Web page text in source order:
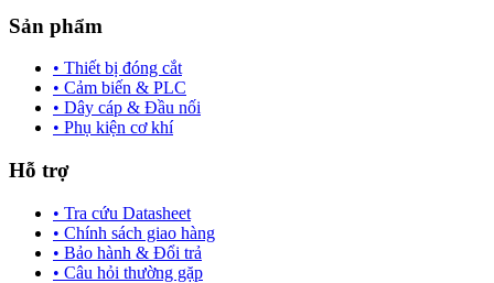
Sản phẩm
• Thiết bị đóng cắt
• Cảm biến & PLC
• Dây cáp & Đầu nối
• Phụ kiện cơ khí
Hỗ trợ
• Tra cứu Datasheet
• Chính sách giao hàng
• Bảo hành & Đổi trả
• Câu hỏi thường gặp